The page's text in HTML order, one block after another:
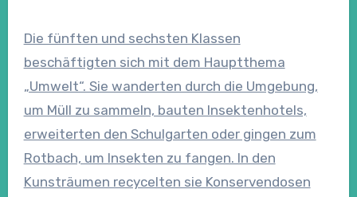
Die fünften und sechsten Klassen
beschäftigten sich mit dem Hauptthema
„Umwelt“. Sie wanderten durch die Umgebung,
um Müll zu sammeln, bauten Insektenhotels,
erweiterten den Schulgarten oder gingen zum
Rotbach, um Insekten zu fangen. In den
Kunsträumen recycelten sie Konservendosen